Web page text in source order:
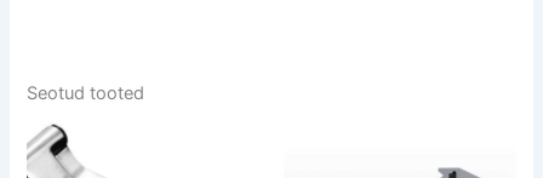
Seotud tooted